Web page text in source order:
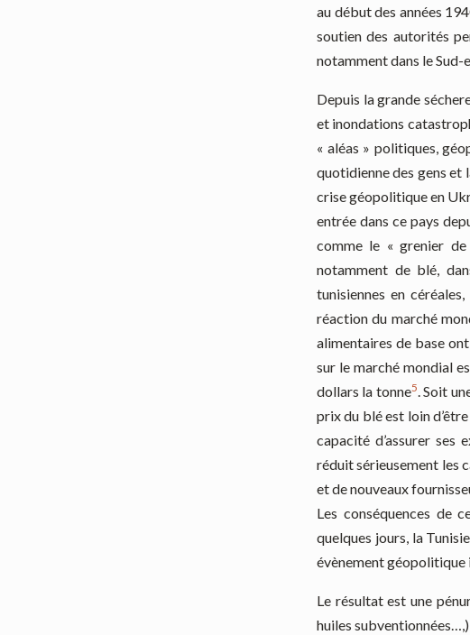
au début des années
soutien des autorités
notamment dans le
Depuis la grande
et inondations
« aléas » politiques,
quotidienne des gens et
crise géopolitique en
entrée dans ce pays
comme le « grenier de
notamment de blé,
tunisiennes en
réaction du marché
alimentaires de base
sur le marché mondial
dollars la tonne5. Soit
prix du blé est loin
capacité d’assurer ses
réduit sérieusement les
et de nouveaux
Les conséquences de
quelques jours, la
évènement géopolitique
Le résultat est une
huiles